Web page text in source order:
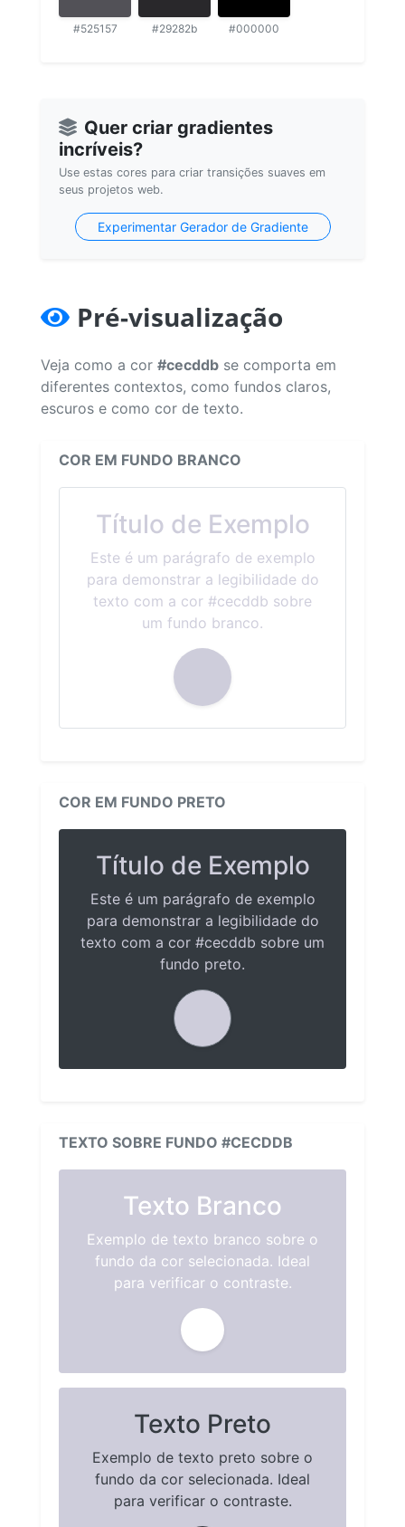
#525157 #29282b #000000
Quer criar gradientes
incríveis?
Use estas cores para criar transições suaves em
seus projetos web.
Experimentar Gerador de Gradiente
Pré-visualização
Veja como a cor #cecddb se comporta em
diferentes contextos, como fundos claros,
escuros e como cor de texto.
COR EM FUNDO BRANCO
Título de Exemplo
Este é um parágrafo de exemplo
para demonstrar a legibilidade do
texto com a cor #cecddb sobre
um fundo branco.
COR EM FUNDO PRETO
Título de Exemplo
Este é um parágrafo de exemplo
para demonstrar a legibilidade do
texto com a cor #cecddb sobre um
fundo preto.
TEXTO SOBRE FUNDO #CECDDB
Texto Branco
Exemplo de texto branco sobre o
fundo da cor selecionada. Ideal
para verificar o contraste.
Texto Preto
Exemplo de texto preto sobre o
fundo da cor selecionada. Ideal
para verificar o contraste.